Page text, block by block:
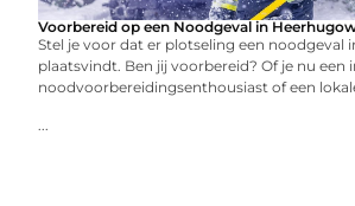
Voorbereid op een Noodgeval in
Stel je voor dat er plotseling een noodgeval
plaatsvindt. Ben jij voorbereid? Of je nu een
noodvoorbereidingsenthousiast of een
...